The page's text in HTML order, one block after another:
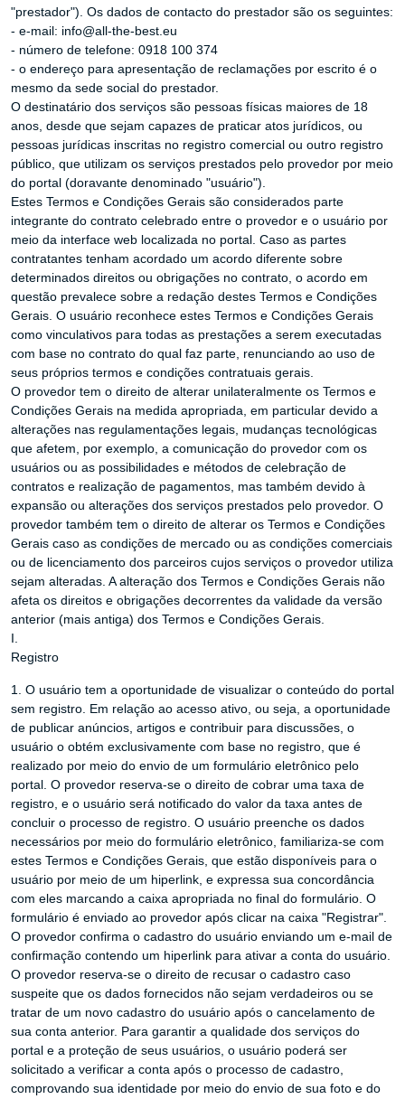
"prestador"). Os dados de contacto do prestador são os seguintes:
- e-mail: info@all-the-best.eu
- número de telefone: 0918 100 374
- o endereço para apresentação de reclamações por escrito é o
mesmo da sede social do prestador.
O destinatário dos serviços são pessoas físicas maiores de 18
anos, desde que sejam capazes de praticar atos jurídicos, ou
pessoas jurídicas inscritas no registro comercial ou outro registro
público, que utilizam os serviços prestados pelo provedor por meio
do portal (doravante denominado "usuário").
Estes Termos e Condições Gerais são considerados parte
integrante do contrato celebrado entre o provedor e o usuário por
meio da interface web localizada no portal. Caso as partes
contratantes tenham acordado um acordo diferente sobre
determinados direitos ou obrigações no contrato, o acordo em
questão prevalece sobre a redação destes Termos e Condições
Gerais. O usuário reconhece estes Termos e Condições Gerais
como vinculativos para todas as prestações a serem executadas
com base no contrato do qual faz parte, renunciando ao uso de
seus próprios termos e condições contratuais gerais.
O provedor tem o direito de alterar unilateralmente os Termos e
Condições Gerais na medida apropriada, em particular devido a
alterações nas regulamentações legais, mudanças tecnológicas
que afetem, por exemplo, a comunicação do provedor com os
usuários ou as possibilidades e métodos de celebração de
contratos e realização de pagamentos, mas também devido à
expansão ou alterações dos serviços prestados pelo provedor. O
provedor também tem o direito de alterar os Termos e Condições
Gerais caso as condições de mercado ou as condições comerciais
ou de licenciamento dos parceiros cujos serviços o provedor utiliza
sejam alteradas. A alteração dos Termos e Condições Gerais não
afeta os direitos e obrigações decorrentes da validade da versão
anterior (mais antiga) dos Termos e Condições Gerais.
I.
Registro
1. O usuário tem a oportunidade de visualizar o conteúdo do portal
sem registro. Em relação ao acesso ativo, ou seja, a oportunidade
de publicar anúncios, artigos e contribuir para discussões, o
usuário o obtém exclusivamente com base no registro, que é
realizado por meio do envio de um formulário eletrônico pelo
portal. O provedor reserva-se o direito de cobrar uma taxa de
registro, e o usuário será notificado do valor da taxa antes de
concluir o processo de registro. O usuário preenche os dados
necessários por meio do formulário eletrônico, familiariza-se com
estes Termos e Condições Gerais, que estão disponíveis para o
usuário por meio de um hiperlink, e expressa sua concordância
com eles marcando a caixa apropriada no final do formulário. O
formulário é enviado ao provedor após clicar na caixa "Registrar".
O provedor confirma o cadastro do usuário enviando um e-mail de
confirmação contendo um hiperlink para ativar a conta do usuário.
O provedor reserva-se o direito de recusar o cadastro caso
suspeite que os dados fornecidos não sejam verdadeiros ou se
tratar de um novo cadastro do usuário após o cancelamento de
sua conta anterior. Para garantir a qualidade dos serviços do
portal e a proteção de seus usuários, o usuário poderá ser
solicitado a verificar a conta após o processo de cadastro,
comprovando sua identidade por meio do envio de sua foto e do